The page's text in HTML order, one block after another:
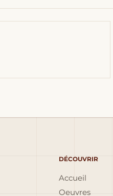
DÉCOUVRIR
Accueil
Oeuvres